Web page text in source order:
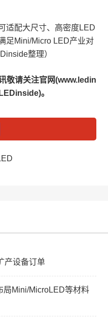
适配大尺寸、高密度LED
足Mini/Micro LED产业对
整理）
敬请关注官网(www.ledin
。
产设备订单
局Mini/MicroLED等材料